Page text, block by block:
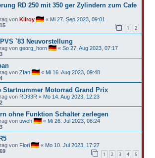
RD 250 mit 350 ger Zylindern zum Cafe
von Kilroy « Mi 27. Sep 2023, 09:01
15 1 2
`83 Neuvorstellung
von georg_horn « So 27. Aug 2023, 07:17
3
von Zfan « Mi 16. Aug 2023, 09:48
4
Startnummer Motorrad Grand Prix
von RD93R « Mo 14. Aug 2023, 12:23
2
ohne Funktion Schalter zerlegen
von uweh « Mi 26. Jul 2023, 08:24
3
von Flori « Mo 10. Jul 2023, 17:27
69 1 2 3 4 5